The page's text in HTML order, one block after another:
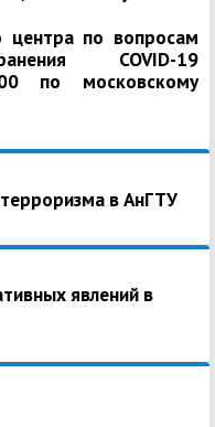
центра по вопросам
COVID-19
по московскому
в АнГТУ
явлений в